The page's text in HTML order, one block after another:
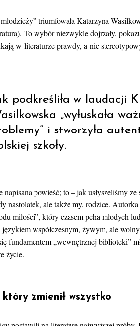
triumfowała Katarzyna
To wybór niezwykle dojrzały,
w literaturze prawdy, a nie
podkreśliła w laudacji
„wyłuskała
i stworzyła
szkoły.
powieść; to – jak usłyszeliśmy ze
nastolatek, ale także my, rodzice.
miłości”, który czasem pcha młodych
współczesnym, żywym, ale
fundamentem „wewnętrznej biblioteki”
życie.
zmienił wszystko